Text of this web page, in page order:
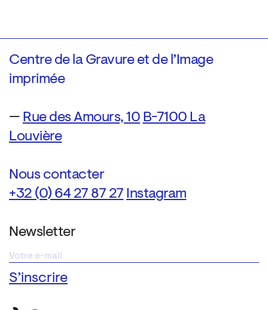
Centre de la Gravure et de l’Image
imprimée
— Rue des Amours, 10 B-7100 La
Louvière
Nous contacter
+32 (0) 64 27 87 27 Instagram
Newsletter